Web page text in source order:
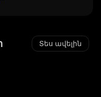
Տես ավելին